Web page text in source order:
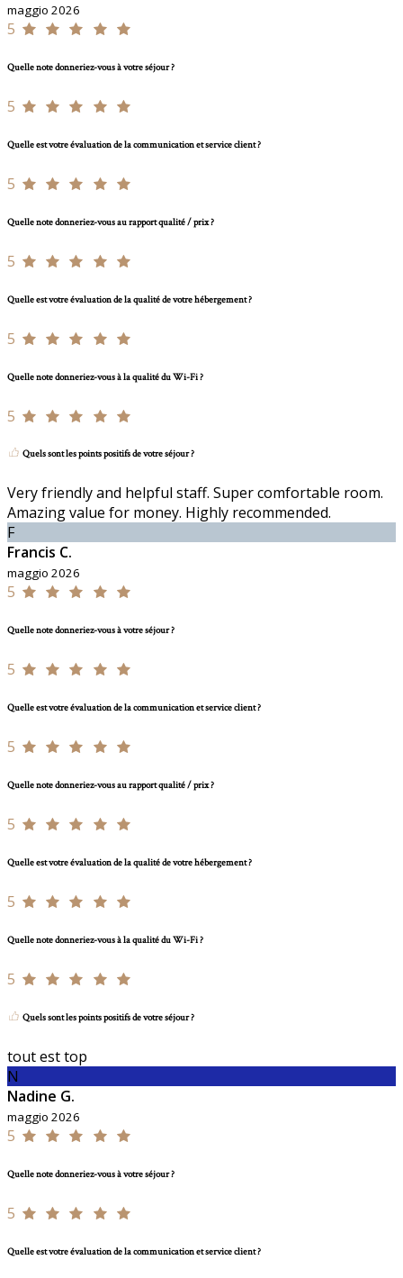
maggio 2026
5
Quelle note donneriez-vous à votre séjour ?
5
Quelle est votre évaluation de la communication et service client ?
5
Quelle note donneriez-vous au rapport qualité / prix ?
5
Quelle est votre évaluation de la qualité de votre hébergement ?
5
Quelle note donneriez-vous à la qualité du Wi-Fi ?
5
Quels sont les points positifs de votre séjour ?
Very friendly and helpful staff. Super comfortable room.
Amazing value for money. Highly recommended.
F
Francis C.
maggio 2026
5
Quelle note donneriez-vous à votre séjour ?
5
Quelle est votre évaluation de la communication et service client ?
5
Quelle note donneriez-vous au rapport qualité / prix ?
5
Quelle est votre évaluation de la qualité de votre hébergement ?
5
Quelle note donneriez-vous à la qualité du Wi-Fi ?
5
Quels sont les points positifs de votre séjour ?
tout est top
N
Nadine G.
maggio 2026
5
Quelle note donneriez-vous à votre séjour ?
5
Quelle est votre évaluation de la communication et service client ?